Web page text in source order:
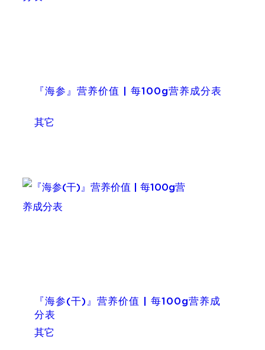
『海参』营养价值 | 每100g营养成分表
其它
『海参(干)』营养价值 | 每100g营养成
分表
其它